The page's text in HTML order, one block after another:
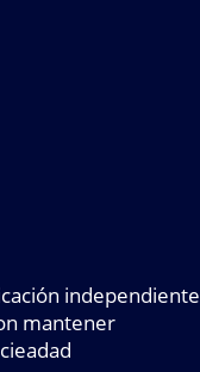
independiente
mantener